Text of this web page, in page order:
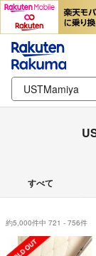
すべて
約5,000件中 721 - 756件